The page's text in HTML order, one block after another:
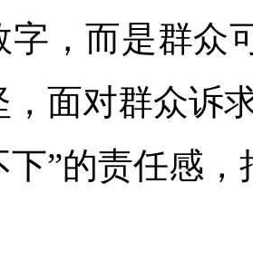
字，而是群众
，面对群众诉
下”的责任感